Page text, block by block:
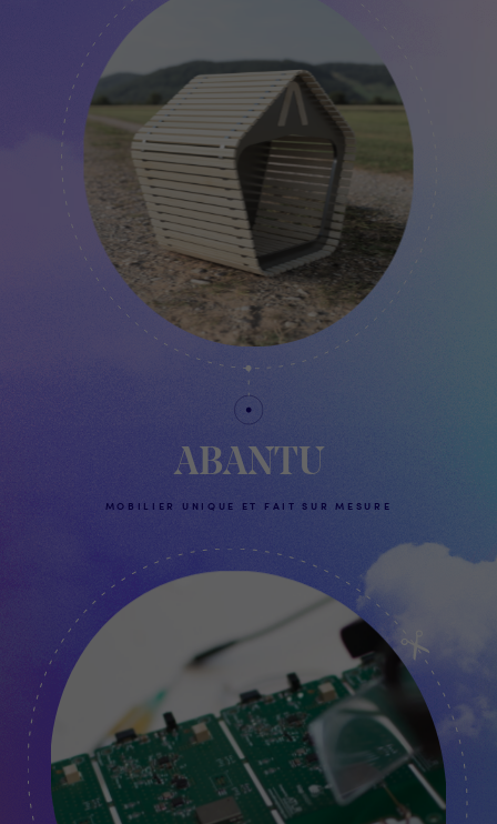
ABANTU
MOBILIER UNIQUE ET FAIT SUR MESURE